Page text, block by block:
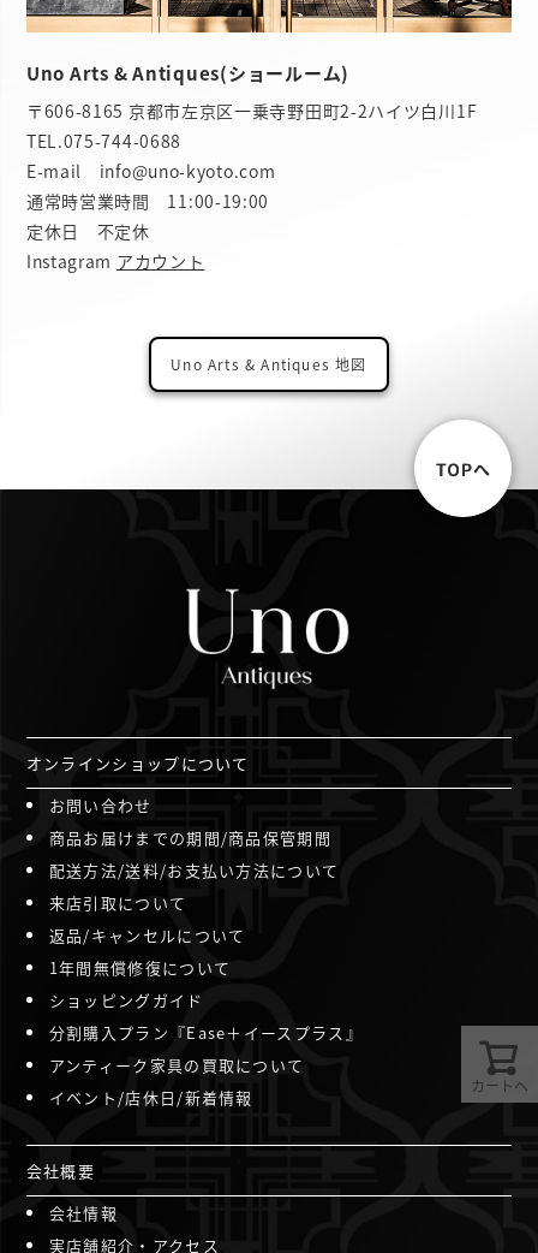
カートへ
Uno Arts & Antiques(ショールーム)
〒606-8165 京都市左京区一乗寺野田町2-2ハイツ白川1F
TEL.075-744-0688
E-mail info@uno-kyoto.com
通常時営業時間 11:00-19:00
定休日 不定休
Instagram アカウント
Uno Arts & Antiques 地図
オンラインショップについて
お問い合わせ
商品お届けまでの期間/商品保管期間
配送方法/送料/お支払い方法について
来店引取について
返品/キャンセルについて
1年間無償修復について
ショッピングガイド
分割購入プラン『Ease＋イースプラス』
アンティーク家具の買取について
イベント/店休日/新着情報
会社概要
会社情報
実店舗紹介・アクセス